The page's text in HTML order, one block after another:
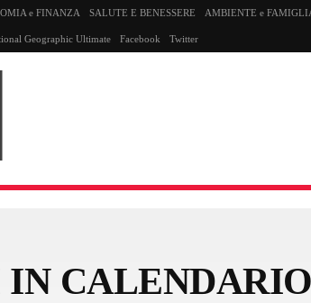
e FINANZA SALUTE E BENESSERE AMBIENTE e
Geographic Ultimate Facebook Twitter
IN CALENDARIO